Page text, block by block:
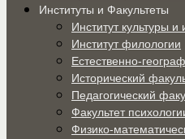
Институты и Факультеты
Институт культуры и
Институт филологии
Естественно-
Исторический
Педагогический
Факультет
Физико-